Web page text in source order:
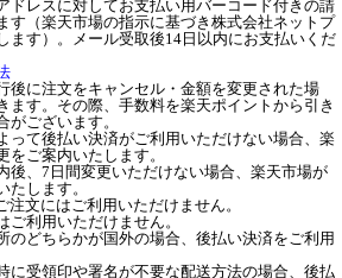
ドレスに対してお支払い用バーコード付きの請
す（楽天市場の指示に基づき株式会社ネットプ
ます）。メール受取後14日以内にお支払いくだ
後に注文をキャンセル・金額を変更された場
ます。その際、手数料を楽天ポイントから引き
ございます。
って後払い決済がご利用いただけない場合、楽
をご案内いたします。
後、7日間変更いただけない場合、楽天市場が
たします。
文にはご利用いただけません。
利用いただけません。
どちらかが国外の場合、後払い決済をご利用
に受領印や署名が不要な配送方法の場合、後払